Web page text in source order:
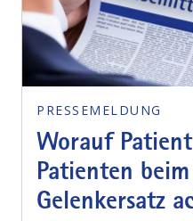
PRESSEMELDUNG
Worauf
Patienten
Gelenkersatz